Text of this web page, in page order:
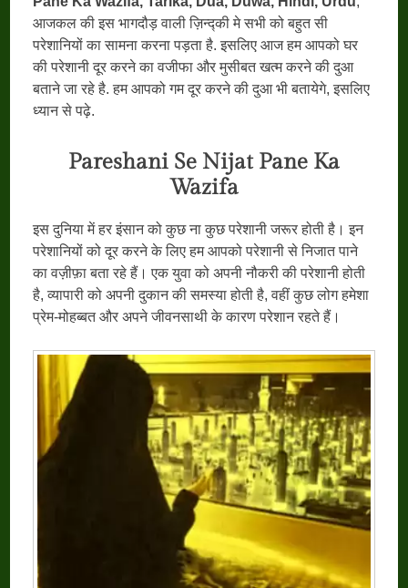
आजकल की इस भागदौड़ वाली ज़िन्द्की मे सभी को बहुत सी
परेशानियों का सामना करना पड़ता है. इसलिए आज हम आपको घर
की परेशानी दूर करने का वजीफा और मुसीबत खत्म करने की दुआ
बताने जा रहे है. हम आपको गम दूर करने की दुआ भी बतायेगे, इसलिए
ध्यान से पढ़े.
Pareshani Se Nijat Pane Ka
Wazifa
इस दुनिया में हर इंसान को कुछ ना कुछ परेशानी जरूर होती है। इन
परेशानियों को दूर करने के लिए हम आपको परेशानी से निजात पाने
का वज़ीफ़ा बता रहे हैं। एक युवा को अपनी नौकरी की परेशानी होती
है, व्यापारी को अपनी दुकान की समस्या होती है, वहीं कुछ लोग हमेशा
प्रेम-मोहब्बत और अपने जीवनसाथी के कारण परेशान रहते हैं।